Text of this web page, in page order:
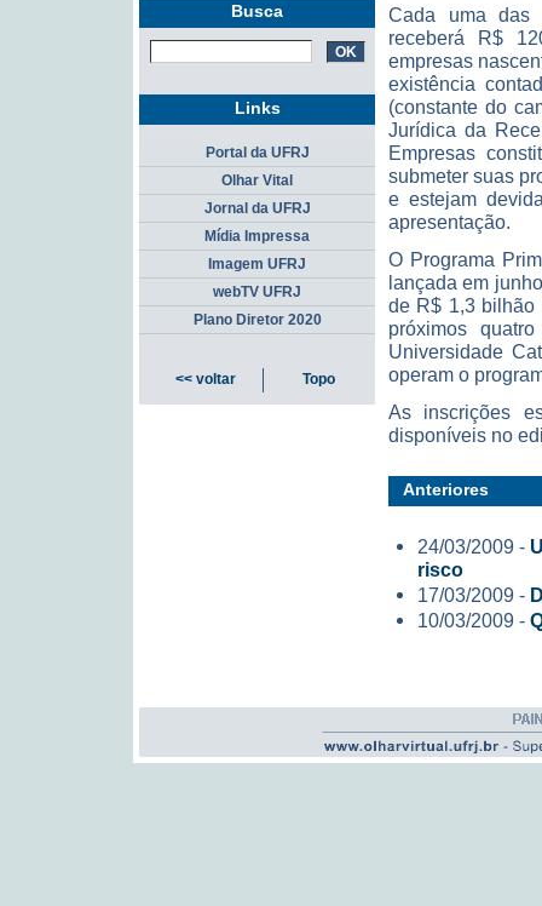
Cada uma das
receberá R$
empresas
existência
(constante do
Jurídica da
Empresas
submeter suas
e estejam
apresentação.
O Programa
lançada em
de R$ 1,3 bilhão
próximos
Universidade
operam o
As inscrições
disponíveis no
Anteriores
24/03/2009 -
risco
17/03/2009 -
10/03/2009 -
Busca
Links
Portal da UFRJ
Olhar Vital
Jornal da UFRJ
Mídia Impressa
Imagem UFRJ
webTV UFRJ
Plano Diretor 2020
<< voltar Topo